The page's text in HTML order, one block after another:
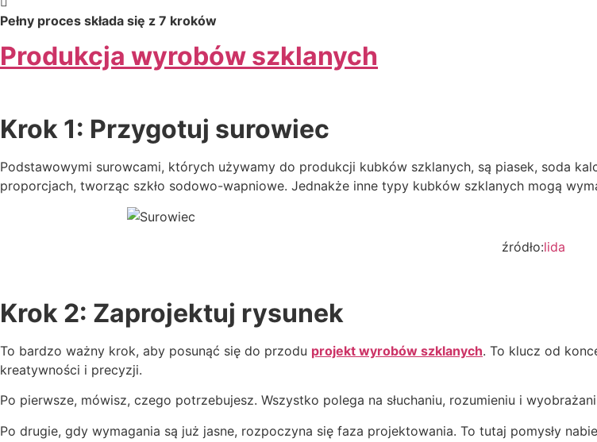
Pełny proces składa się z 7 kroków
Produkcja wyrobów szklanych
Krok 1: Przygotuj surowiec
Podstawowymi surowcami, których używamy do produkcji kubków szklanych, są piasek, soda
proporcjach, tworząc szkło sodowo-wapniowe. Jednakże inne typy kubków szklanych mogą
źródło:lida
Krok 2: Zaprojektuj rysunek
To bardzo ważny krok, aby posunąć się do przodu projekt wyrobów szklanych. To klucz od
kreatywności i precyzji.
Po pierwsze, mówisz, czego potrzebujesz. Wszystko polega na słuchaniu, rozumieniu i
Po drugie, gdy wymagania są już jasne, rozpoczyna się faza projektowania. To tutaj pomysły